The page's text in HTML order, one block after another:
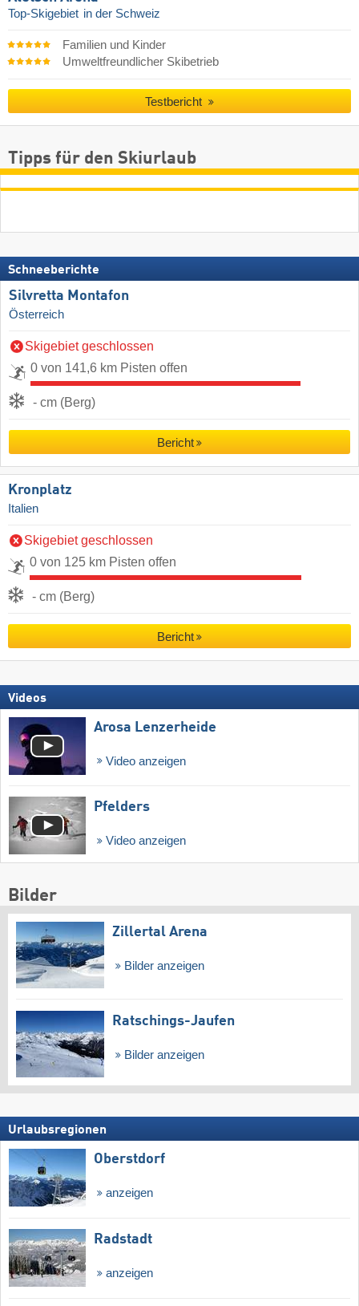
Top-Skigebiet in der Schweiz
Familien und Kinder
Umweltfreundlicher Skibetrieb
Testbericht
Tipps für den Skiurlaub
Schneeberichte
Silvretta Montafon
Österreich
Skigebiet geschlossen
0 von 141,6 km Pisten offen
- cm (Berg)
Bericht
Kronplatz
Italien
Skigebiet geschlossen
0 von 125 km Pisten offen
- cm (Berg)
Bericht
Videos
Arosa Lenzerheide
Video anzeigen
Pfelders
Video anzeigen
Bilder
Zillertal Arena
Bilder anzeigen
Ratschings-Jaufen
Bilder anzeigen
Urlaubsregionen
Oberstdorf
anzeigen
Radstadt
anzeigen